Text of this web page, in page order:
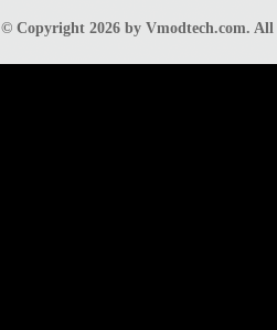
© Copyright 2026 by Vmodtech.com.